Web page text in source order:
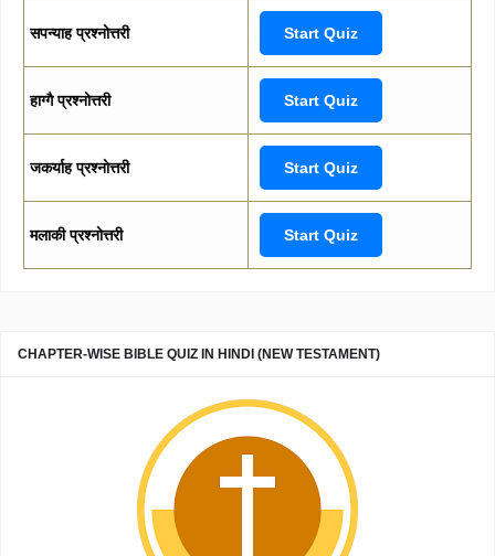
सपन्याह प्रश्नोत्तरी Start Quiz
हाग्गै प्रश्नोत्तरी Start Quiz
जकर्याह प्रश्नोत्तरी Start Quiz
मलाकी प्रश्नोत्तरी Start Quiz
CHAPTER-WISE BIBLE QUIZ IN HINDI (NEW TESTAMENT)